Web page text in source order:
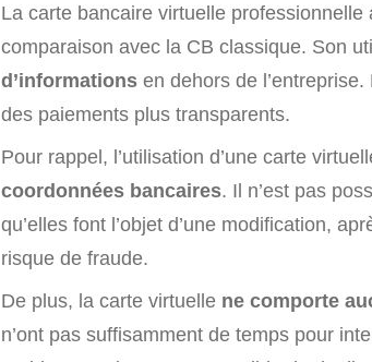
La carte bancaire virtuelle
comparaison avec la CB classique. Son
d’informations en dehors de
des paiements plus transparents.
Pour rappel, l’utilisation d’une carte
coordonnées bancaires. Il n’est pas
qu’elles font l’objet d’une modification,
risque de fraude.
De plus, la carte virtuelle ne comporte
n’ont pas suffisamment de temps pour